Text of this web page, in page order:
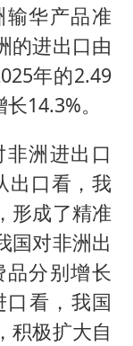
华产品准
的进出口由
年的2.49
14.3%。
洲进出口
出口看，我
形成了精准
国对非洲出
分别增长
口看，我国
积极扩大自